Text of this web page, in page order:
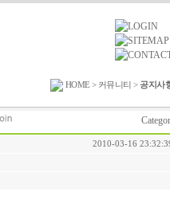
HOME > 커뮤니티 >공지사
2010-03-16